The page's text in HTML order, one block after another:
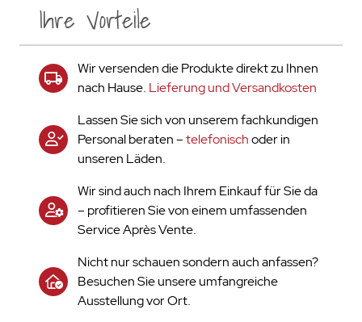
Ihre Vorteile
Wir versenden die Produkte direkt zu Ihnen
nach Hause. Lieferung und Versandkosten
Lassen Sie sich von unserem fachkundigen
Personal beraten –telefonischoder in
unseren Läden.
Wir sind auch nach Ihrem Einkauf für Sie da
– profitieren Sie von einem umfassenden
Service Après Vente.
Nicht nur schauen sondern auch anfassen?
Besuchen Sie unsere umfangreiche
Ausstellung vor Ort.